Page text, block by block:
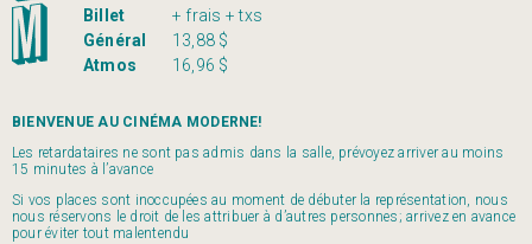
Billet
+ frais + txs
Général
13,88 $
Atmos
16,96 $
BIENVENUE AU CINÉMA MODERNE!
Les retardataires ne sont pas admis dans la salle, prévoyez arriver au moins
15 minutes à l’avance
Si vos places sont inoccupées au moment de débuter la représentation, nous
nous réservons le droit de les attribuer à d’autres personnes; arrivez en avance
pour éviter tout malentendu